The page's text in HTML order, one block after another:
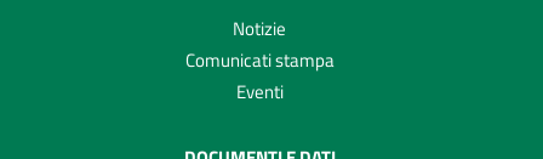
Notizie
Comunicati stampa
Eventi